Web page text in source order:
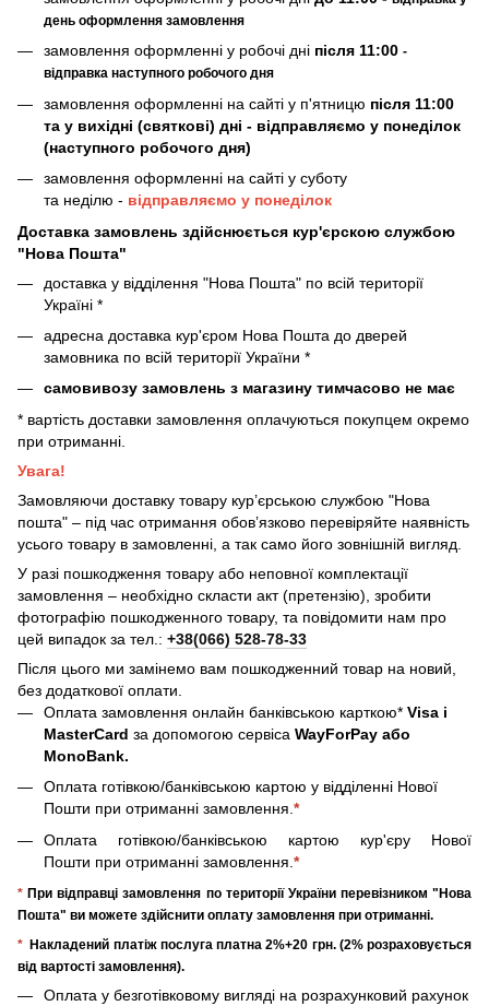
день оформлення замовлення
замовлення оформленні у робочі дні після 11:00 -
відправка наступного робочого дня
замовлення оформленні на сайті у п'ятницю після 11:00
та у вихідні (святкові) дні - відправляємо у понеділок
(наступного робочого дня)
замовлення оформленні на сайті у суботу
та неділю - відправляємо у понеділок
Доставка замовлень здійснюється кур'єрскою службою
"Нова Пошта"
доставка у відділення "Нова Пошта" по всій території
Україні *
адресна доставка кур'єром Нова Пошта до дверей
замовника по всій території України *
самовивозу замовлень з магазину тимчасово не має
* вартість доставки замовлення оплачуються покупцем окремо
при отриманні.
Увага!
Замовляючи доставку товару кур’єрською службою "Нова
пошта" – під час отримання обов’язково перевіряйте наявність
усього товару в замовленні, а так само його зовнішній вигляд.
У разі пошкодження товару або неповної комплектації
замовлення – необхідно скласти акт (претензію), зробити
фотографію пошкодженного товару, та повідомити нам про
цей випадок за тел.: +38(066) 528-78-33
Після цього ми замінемо вам пошкодженний товар на новий,
без додаткової оплати.
Оплата замовлення онлайн банківською карткою* Visa і
MasterCard за допомогою сервіса WayForPay або
MonoBank.
Оплата готівкою/банківською картою у відділенні Нової
Пошти при отриманні замовлення. *
Оплата готівкою/банківською картою кур'єру Нової
Пошти при отриманні замовлення. *
* При відправці замовлення по території України перевізником "Нова
Пошта" ви можете здійснити оплату замовлення при отриманні.
* Накладений платіж послуга платна 2%+20 грн. (2% розраховується
від вартості замовлення).
Оплата у безготівковому вигляді на розрахунковий рахунок